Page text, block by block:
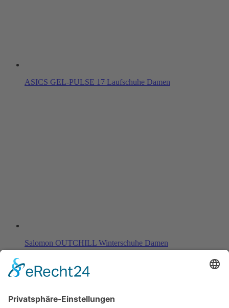
ASICS GEL-PULSE 17 Laufschuhe Damen
Salomon OUTCHILL Winterschuhe Damen